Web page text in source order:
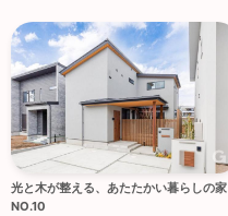
光と木が整える、あたたかい暮らしの家
NO.10